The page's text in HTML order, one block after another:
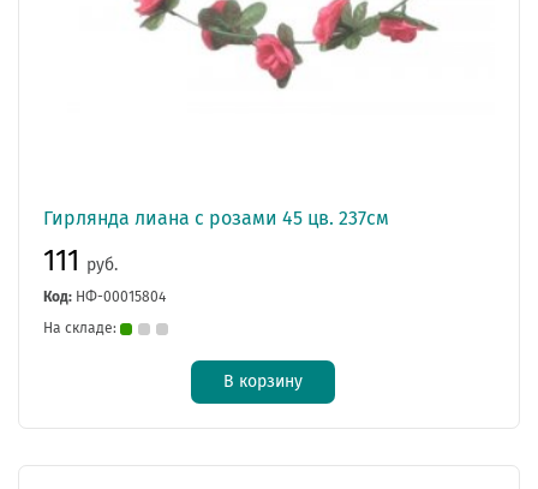
Гирлянда лиана с розами 45 цв. 237см
111 руб.
Код: НФ-00015804
На складе:
В корзину